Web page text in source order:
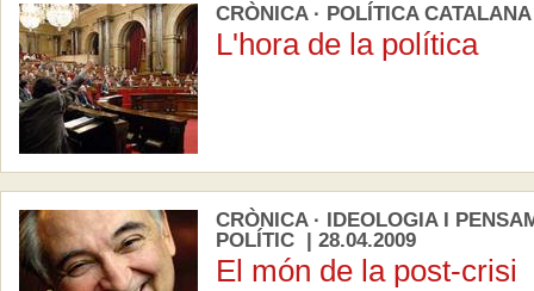
CRÒNICA · POLÍTICA
L'hora de la política
CRÒNICA · IDEOLOGIA I
POLÍTIC | 28.04.2009
El món de la post-crisi